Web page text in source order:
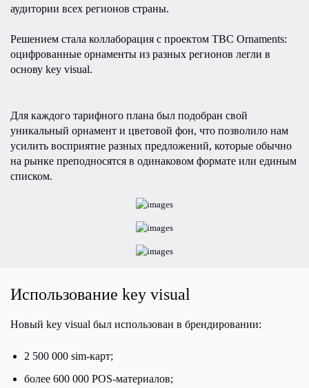
аудитории всех регионов страны.
Решением стала коллаборация с проектом TBC Ornaments:
оцифрованные орнаменты из разных регионов легли в
основу key visual.
Для каждого тарифного плана был подобран свой
уникальный орнамент и цветовой фон, что позволило нам
усилить восприятие разных предложений, которые обычно
на рынке преподносятся в одинаковом формате или единым
списком.
Использование key visual
Новый key visual был использован в брендировании:
2 500 000 sim-карт;
более 600 000 POS-материалов;